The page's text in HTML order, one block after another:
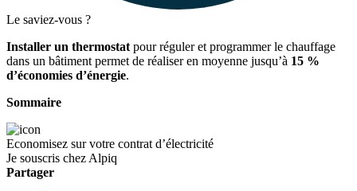
Le saviez-vous ?
Installer un thermostat pour réguler et programmer le chauffage
dans un bâtiment permet de réaliser en moyenne jusqu’à 15 %
d’économies d’énergie.
Sommaire
Economisez sur votre contrat d’électricité
Je souscris chez Alpiq
Partager